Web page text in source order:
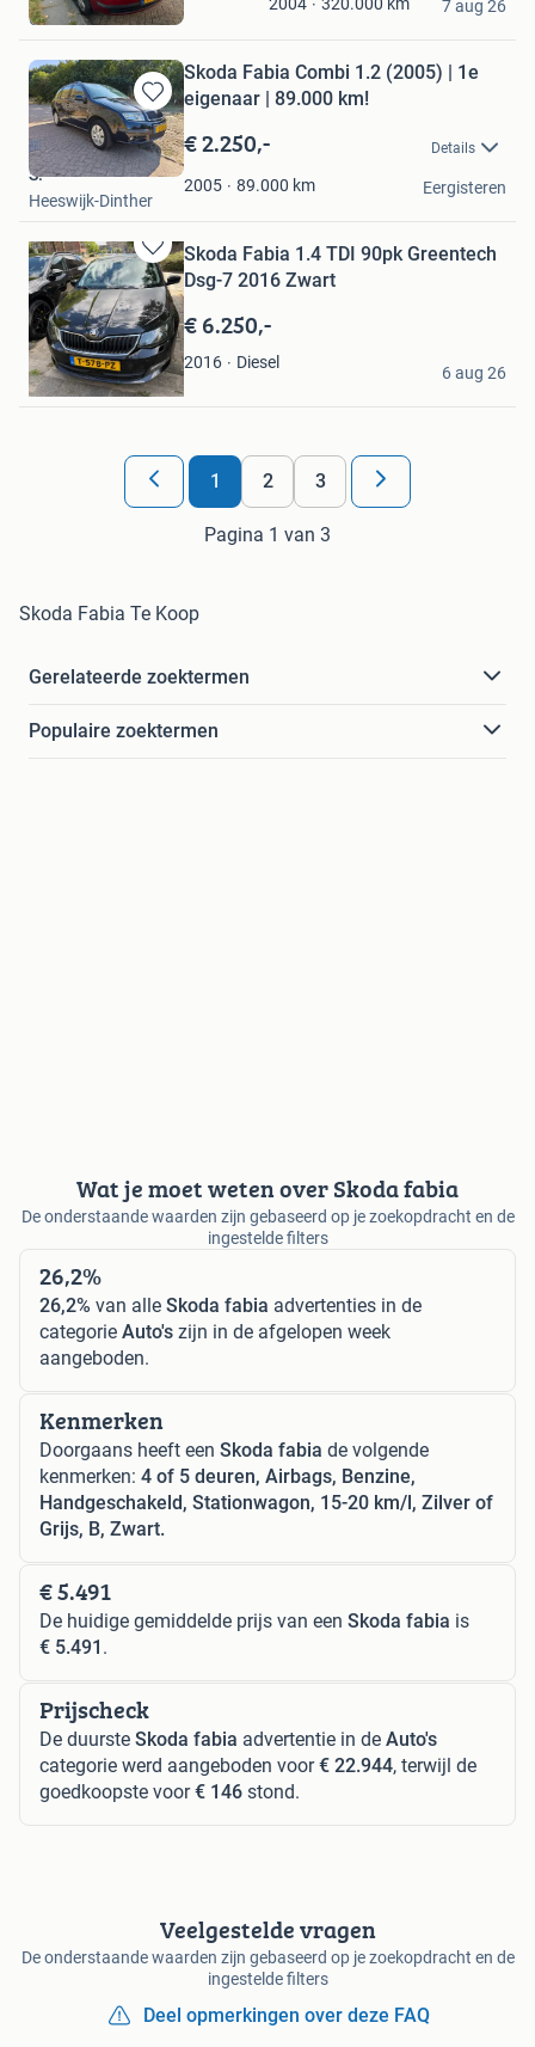
Mijn
Favorieten
Castricum
7 aug 26
Bewaren
in
Mijn
Favorieten
Skoda Fabia Combi 1.2 (2005) | 1e
eigenaar | 89.000 km!
€ 2.250,- Details
2005 89.000 km
S.
Heeswijk-Dinther
Eergisteren
Bewaren
in
Mijn
Favorieten
Skoda Fabia 1.4 TDI 90pk Greentech
Dsg-7 2016 Zwart
€ 6.250,-
2016 Diesel
Mert Arkin
Hoorn
6 aug 26
1 2 3
Pagina 1 van 3
Skoda Fabia Te Koop
Gerelateerde zoektermen
Populaire zoektermen
Wat je moet weten over Skoda fabia
De onderstaande waarden zijn gebaseerd op je zoekopdracht en de
ingestelde filters
26,2%
26,2% van alle Skoda fabia advertenties in de
categorie Auto's zijn in de afgelopen week
aangeboden.
Kenmerken
Doorgaans heeft een Skoda fabia de volgende
kenmerken: 4 of 5 deuren, Airbags, Benzine,
Handgeschakeld, Stationwagon, 15-20 km/l, Zilver of
Grijs, B, Zwart.
€ 5.491
De huidige gemiddelde prijs van een Skoda fabia is
€ 5.491 .
Prijscheck
De duurste Skoda fabia advertentie in de Auto's
categorie werd aangeboden voor€ 22.944, terwijl de
goedkoopste voor€ 146 stond.
Veelgestelde vragen
De onderstaande waarden zijn gebaseerd op je zoekopdracht en de
ingestelde filters
Deel opmerkingen over deze FAQ